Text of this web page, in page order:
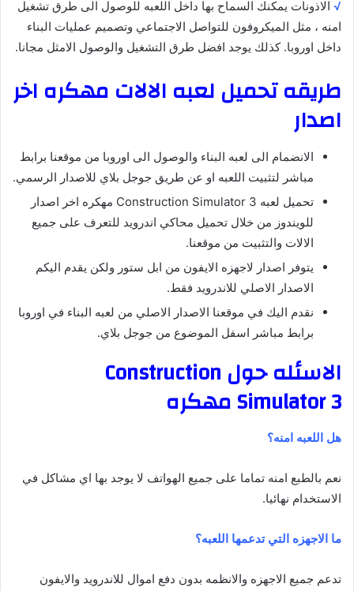
√ الاذونات يمكنك السماح بها داخل اللعبه للوصول الى طرق تشغيل
امنه ، مثل الميكروفون للتواصل الاجتماعي وتصميم عمليات البناء
داخل اوروبا. كذلك يوجد افضل طرق التشغيل والوصول الامثل مجانا.
طريقه تحميل لعبه الالات مهكره اخر
اصدار
الانضمام الى لعبه البناء والوصول الى اوروبا من موقعنا برابط
مباشر لتثبيت اللعبه او عن طريق جوجل بلاي للاصدار الرسمي.
تحميل لعبه Construction Simulator 3 مهكره اخر اصدار
للويندوز من خلال تحميل محاكي اندرويد للتعرف على جميع
الالات والتثبيت من موقعنا.
يتوفر اصدار لاجهزه الايفون من ابل ستور ولكن يقدم اليكم
الاصدار الاصلي للاندرويد فقط.
نقدم اليك في موقعنا الاصدار الاصلي من لعبه البناء في اوروبا
برابط مباشر اسفل الموضوع من جوجل بلاي.
الاسئله حول Construction
Simulator 3 مهكره
هل اللعبه امنه؟
نعم بالطبع امنه تماما على جميع الهواتف لا يوجد بها اي مشاكل في
الاستخدام نهائيا.
ما الاجهزه التي تدعمها اللعبه؟
تدعم جميع الاجهزه والانظمه بدون دفع اموال للاندرويد والايفون